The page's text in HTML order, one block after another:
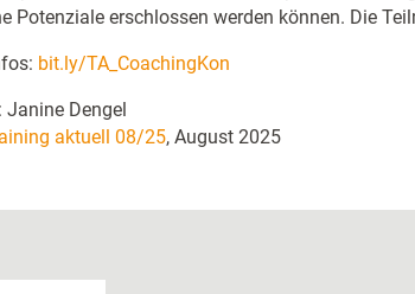
Potenziale erschlossen werden können. Die
bit.ly/TA_CoachingKon
Janine Dengel
aktuell 08/25, August 2025